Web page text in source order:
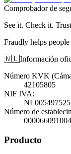
Comprobador de
See it. Check it.
Fraudly helps
🇳🇱Información
Número KVK
42105805
NIF IVA:
Número de
000066091004
Producto